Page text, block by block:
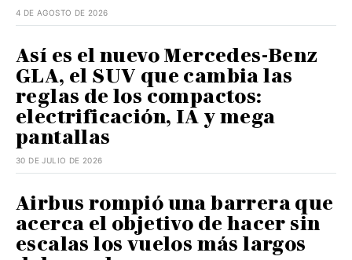
4 DE AGOSTO DE 2026
Así es el nuevo Mercedes-Benz
GLA, el SUV que cambia las
reglas de los compactos:
electrificación, IA y mega
pantallas
30 DE JULIO DE 2026
Airbus rompió una barrera que
acerca el objetivo de hacer sin
escalas los vuelos más largos